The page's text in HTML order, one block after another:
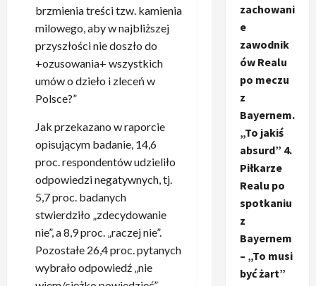
brzmienia treści tzw. kamienia
milowego, aby w najbliższej
przyszłości nie doszło do
+ozusowania+ wszystkich
umów o dzieło i zleceń w
Polsce?”
Jak przekazano w raporcie
opisującym badanie, 14,6
proc. respondentów udzieliło
odpowiedzi negatywnych, tj.
5,7 proc. badanych
stwierdziło „zdecydowanie
nie”, a 8,9 proc. „raczej nie”.
Pozostałe 26,4 proc. pytanych
wybrało odpowiedź „nie
zachowani
e
zawodnik
ów Realu
po meczu
z
Bayernem.
„To jakiś
absurd” 4.
Piłkarze
Realu po
spotkaniu
z
Bayernem
– „To musi
być żart”